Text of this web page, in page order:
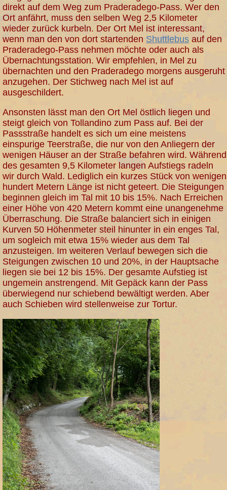
direkt auf dem Weg zum Praderadego-Pass. Wer den
Ort anfährt, muss den selben Weg 2,5 Kilometer
wieder zurück kurbeln. Der Ort Mel ist interessant,
wenn man den von dort startenden Shuttlebus auf den
Praderadego-Pass nehmen möchte oder auch als
Übernachtungsstation. Wir empfehlen, in Mel zu
übernachten und den Praderadego morgens ausgeruht
anzugehen. Der Stichweg nach Mel ist auf
ausgeschildert.
Ansonsten lässt man den Ort Mel östlich liegen und
steigt gleich von Tollandino zum Pass auf. Bei der
Passstraße handelt es sich um eine meistens
einspurige Teerstraße, die nur von den Anliegern der
wenigen Häuser an der Straße befahren wird. Während
des gesamten 9,5 Kilometer langen Aufstiegs radeln
wir durch Wald. Lediglich ein kurzes Stück von wenigen
hundert Metern Länge ist nicht geteert. Die Steigungen
beginnen gleich im Tal mit 10 bis 15%. Nach Erreichen
einer Höhe von 420 Metern kommt eine unangenehme
Überraschung. Die Straße balanciert sich in einigen
Kurven 50 Höhenmeter steil hinunter in ein enges Tal,
um sogleich mit etwa 15% wieder aus dem Tal
anzusteigen. Im weiteren Verlauf bewegen sich die
Steigungen zwischen 10 und 20%, in der Hauptsache
liegen sie bei 12 bis 15%. Der gesamte Aufstieg ist
ungemein anstrengend. Mit Gepäck kann der Pass
überwiegend nur schiebend bewältigt werden. Aber
auch Schieben wird stellenweise zur Tortur.